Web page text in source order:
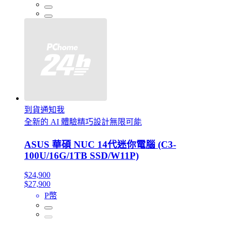
到貨通知我
全新的 AI 體驗精巧設計無限可能
ASUS 華碩 NUC 14代迷你電腦 (C3-
100U/16G/1TB SSD/W11P)
$24,900
$27,900
P幣